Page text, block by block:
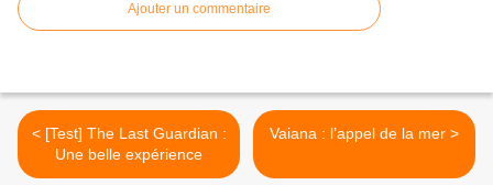
Ajouter un commentaire
< [Test] The Last Guardian :
Une belle expérience
Vaiana : l’appel de la mer >